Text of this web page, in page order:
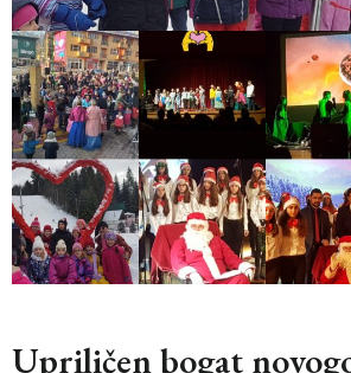
Upriličen bogat